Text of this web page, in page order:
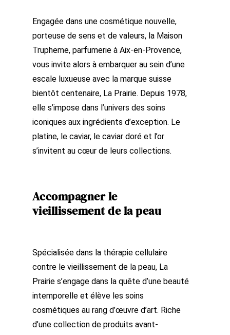
Engagée dans une cosmétique nouvelle,
porteuse de sens et de valeurs, la Maison
Trupheme, parfumerie à Aix-en-Provence,
vous invite alors à embarquer au sein d’une
escale luxueuse avec la marque suisse
bientôt centenaire, La Prairie. Depuis 1978,
elle s’impose dans l’univers des soins
iconiques aux ingrédients d’exception. Le
platine, le caviar, le caviar doré et l’or
s’invitent au cœur de leurs collections.
Accompagner le
vieillissement de la peau
Spécialisée dans la thérapie cellulaire
contre le vieillissement de la peau, La
Prairie s’engage dans la quête d’une beauté
intemporelle et élève les soins
cosmétiques au rang d’œuvre d’art. Riche
d’une collection de produits avant-